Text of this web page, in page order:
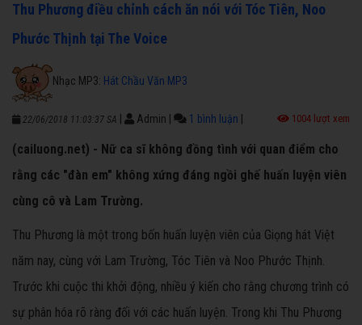
Thu Phương điều chỉnh cách ăn nói với Tóc Tiên, Noo
Phước Thịnh tại The Voice
Nhạc MP3: Hát Chầu Văn MP3
22/06/2018 11:03:37 SA Admin 1 bình luận 1004 lượt xem
(cailuong.net) - Nữ ca sĩ không đồng tình với quan điểm cho
rằng các "đàn em" không xứng đáng ngồi ghế huấn luyện viên
cùng cô và Lam Trường.
Thu Phương là một trong bốn huấn luyện viên của Giọng hát Việt
năm nay, cùng với Lam Trường, Tóc Tiên và Noo Phước Thịnh.
Trước khi cuộc thi khởi động, nhiều ý kiến cho rằng chương trình có
sự phân hóa rõ ràng đối với các huấn luyện. Trong khi Thu Phương